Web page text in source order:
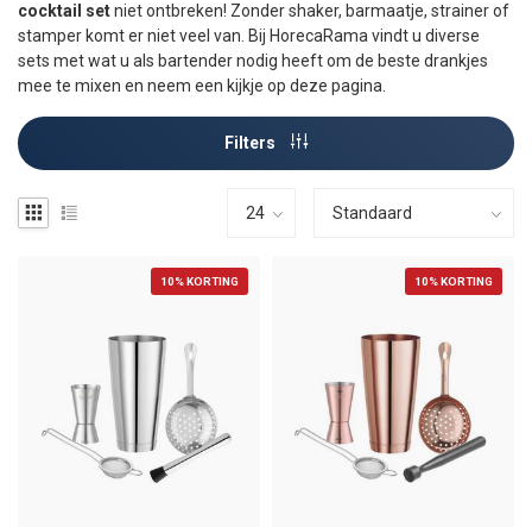
cocktail setniet ontbreken! Zonder shaker, barmaatje, strainer of
stamper komt er niet veel van. Bij HorecaRama vindt u diverse
sets met wat u als bartender nodig heeft om de beste drankjes
mee te mixen en neem een kijkje op deze pagina.
Filters
10% KORTING 10% KORTING